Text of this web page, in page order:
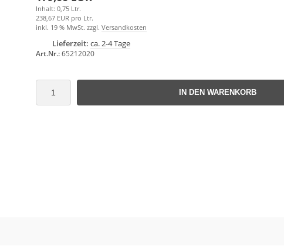
Inhalt: 0,75 Ltr.
238,67 EUR pro Ltr.
inkl. 19 % MwSt. zzgl. Versandkosten
Lieferzeit: ca. 2-4 Tage
Art.Nr.:65212020
IN DEN WARENKORB